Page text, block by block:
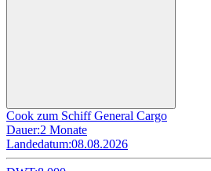
Cook zum Schiff General Cargo
Dauer:2 Monate
Landedatum:08.08.2026